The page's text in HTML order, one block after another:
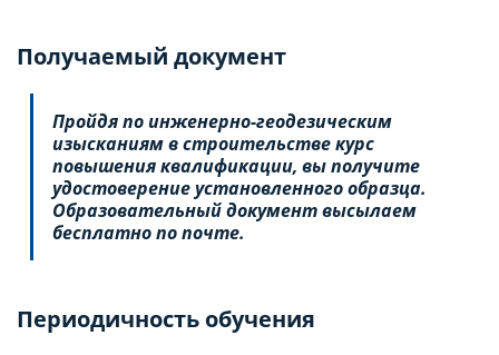
Получаемый документ
Пройдя по инженерно-геодезическим
изысканиям в строительстве курс
повышения квалификации, вы получите
удостоверение установленного образца.
Образовательный документ высылаем
бесплатно по почте.
Периодичность обучения